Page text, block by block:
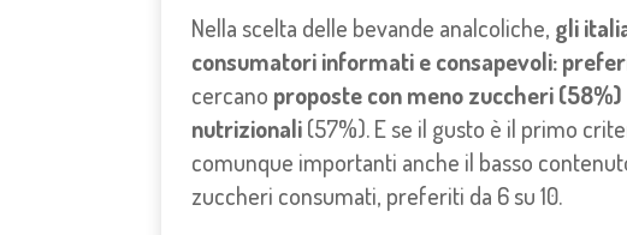
Nella scelta delle bevande analcoliche, gli
consumatori informati e consapevoli:
cercano proposte con meno zuccheri (58%)
nutrizionali(57%). E se il gusto è il primo
comunque importanti anche il basso
zuccheri consumati, preferiti da 6 su 10.